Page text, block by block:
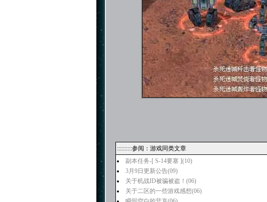
::::::::::参阅：游戏同类文章
副本任务-[ S-14要塞 ](10)
3月9日更新公告(09)
关于机战ID被骗被盗！ (06)
关于二区的一些游戏感想(06)